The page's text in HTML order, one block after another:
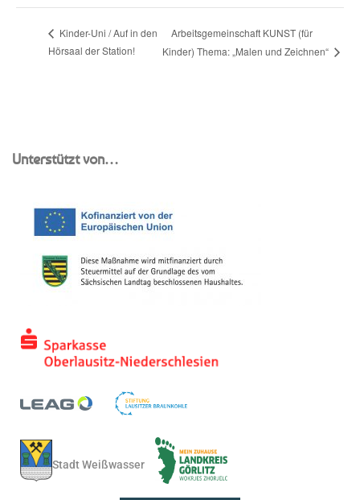
Kinder-Uni / Auf in den
Hörsaal der Station!
Arbeitsgemeinschaft KUNST (für
Kinder) Thema: „Malen und Zeichnen“
Unterstützt von…
Stadt Weißwasser